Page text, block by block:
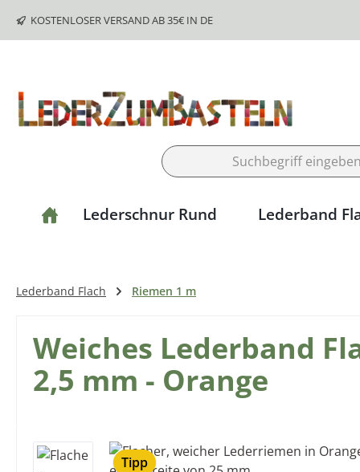
Hauptinhalt springen
Zur Suche springen
Zur Hauptnavigation springen
KOSTENLOSER VERSAND AB 35€ IN DE
Lederschnur Rund Lederband
Lederband Flach Riemen 1 m
Weiches Lederband
2,5 mm - Orange
Bildergalerie überspringen
Tipp